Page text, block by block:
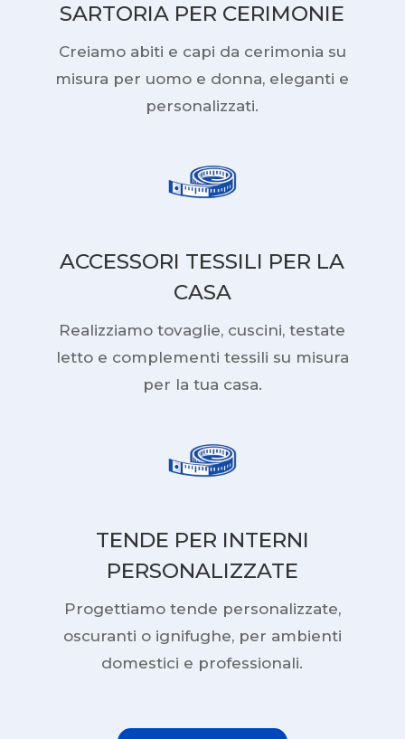
SARTORIA PER CERIMONIE
Creiamo abiti e capi da cerimonia su
misura per uomo e donna, eleganti e
personalizzati.
ACCESSORI TESSILI PER LA
CASA
Realizziamo tovaglie, cuscini, testate
letto e complementi tessili su misura
per la tua casa.
TENDE PER INTERNI
PERSONALIZZATE
Progettiamo tende personalizzate,
oscuranti o ignifughe, per ambienti
domestici e professionali.